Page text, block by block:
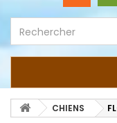
CHIENS